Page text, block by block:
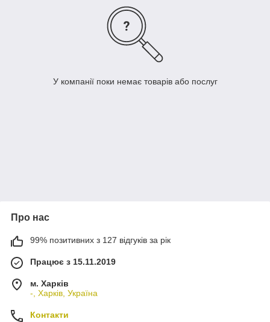
У компанії поки немає товарів або послуг
Про нас
99% позитивних з 127 відгуків за рік
Працює з 15.11.2019
м. Харків
-, Харків, Україна
Контакти